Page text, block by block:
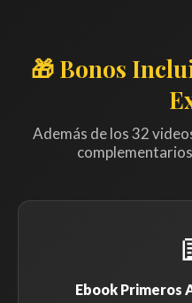
🎁 Bonos
Además de los 32
Ebook Primeros